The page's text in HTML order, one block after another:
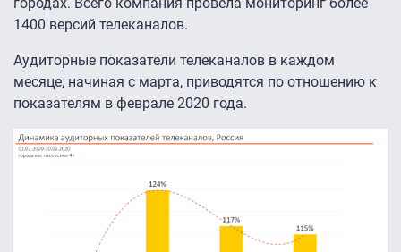
городах. Всего компания провела мониторинг более
1400 версий телеканалов.
Аудиторные показатели телеканалов в каждом
месяце, начиная с марта, приводятся по отношению к
показателям в феврале 2020 года.